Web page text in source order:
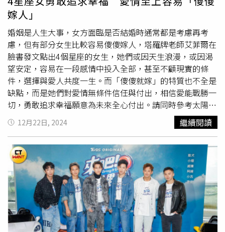
些都是偽善。」她表示未來不再對這段婚姻回應。麥若愚目
前已下架他YouTube頻道《娛樂頭版頭》爭議影片。據《三
立新聞網》報導，麥若愚表示已聯繫上葉蘊儀，強調相關內
容都是根據港媒過往的採訪內容所述，麥若愚表示若有不實
都願意道歉，也強調自己並非無的放矢。 在 Instagram 查
看這則貼文 從 Instagram 分享的貼文
嫁人」
婚姻是人生大事，女方面臨是否結婚時通常都是考慮再考
慮，但有部分女生比較容易傻傻嫁人，塔羅牌老師艾菲爾在
臉書發文點出4個星座的女生，她們或因天生浪漫，或因渴
望安定，容易在一段感情中投入全部，甚至不顧現實的條
件，選擇與愛人共度一生。而「傻傻就嫁」的特質也不全是
缺點，而是她們對愛情無條件信任與付出，相信愛能戰勝一
切，勇敢追求幸福願意為未來全心付出。請同時參考太陽、
上升星座。●巨蟹座：洋溢幸福、有
夢巨蟹女生嚮往家
庭生活，婚姻對她們來說不僅是愛情的延續，更是幸福的歸
宿。巨蟹女天生具有母性光輝，只要感情中感受到對方的真
心，就會毫不猶豫地投入，甚至忽略現實中的一些風險或挑
戰。巨蟹女的「傻」其實來自於對愛情的純粹信任，願意用
自己的包容與體貼打造一個充滿幸福的家，因此對巨蟹女而
言，早婚 並不可怕，只要對方值得，她們為愛而嫁也甘之如
飴。●處女座：願意吃苦、共同築夢處女女平時理性，在感
情中卻常因真心而放下防備，選擇與對方攜手走入婚姻，她
們相信愛是需要努力經營的，即使對方的條件尚未達到理
12月22日, 2024 繼續閱讀